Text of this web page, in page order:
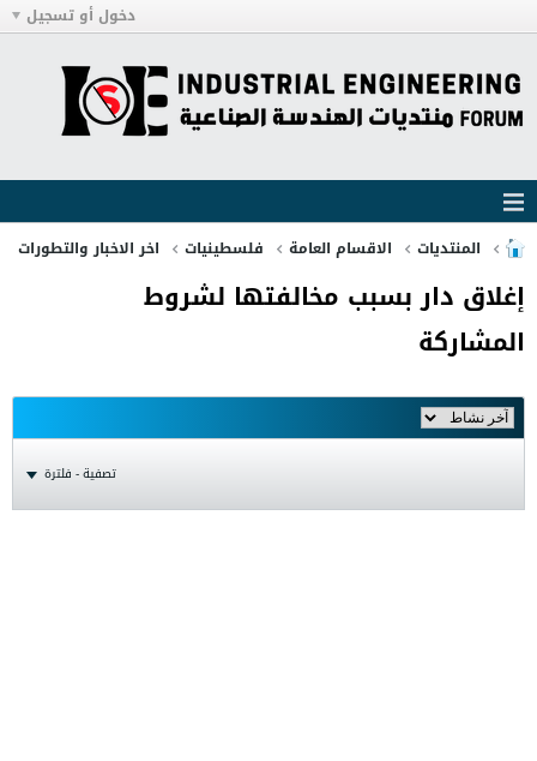
دخول أو تسجيل
المنتديات الاقسام العامة فلسطينيات اخر الاخبار والتطورات
إغلاق دار بسبب مخالفتها لشروط
المشاركة
تصفية - فلترة